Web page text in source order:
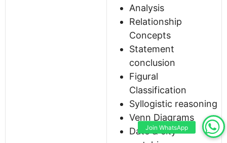
Analysis
Relationship
Concepts
Statement
conclusion
Figural
Classification
Syllogistic reasoning
Venn Diagrams
Date & city
Join WhatsApp